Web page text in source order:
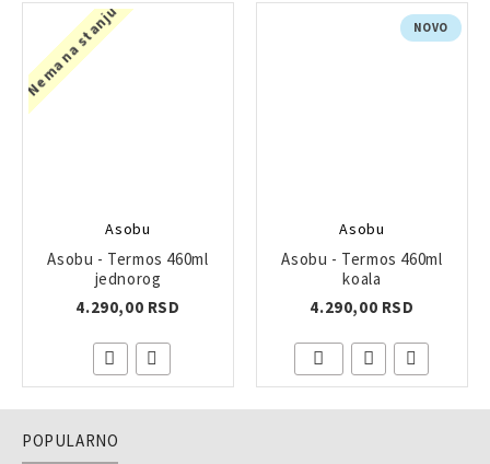
Nema na stanju
Asobu
Asobu - Termos 460ml
jednorog
4.290,00 RSD
NOVO
Asobu
Asobu - Termos 460ml
koala
4.290,00 RSD
POPULARNO